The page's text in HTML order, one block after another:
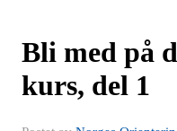
Bli med på
kurs, del 1